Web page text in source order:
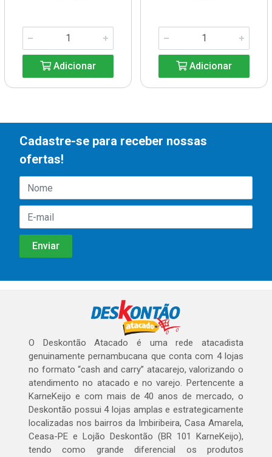
Adicionar Adicionar
Cadastre-se para receber nossas
ofertas!
O Deskontão Atacado é uma rede atacadista
genuinamente pernambucana que conta com 4 lojas
no formato “cash and carry” atacarejo, valorizando o
atendimento no atacado e no varejo. Pertencente a
KarneKeijo e com mais de 40 anos de mercado, o
Deskontão possui 4 lojas amplas e estrategicamente
localizadas nos bairros da Imbiribeira, Casa Amarela,
Ceasa-PE e Lojão Deskontão (BR 101 KarneKeijo),
tendo como grande diferencial os produtos